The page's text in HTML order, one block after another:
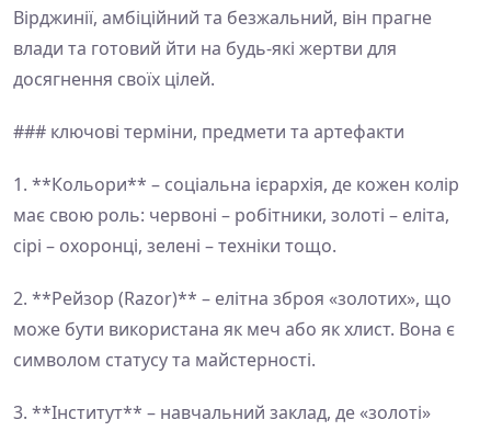
Вірджинії, амбіційний та безжальний, він прагне
влади та готовий йти на будь-які жертви для
досягнення своїх цілей.
### ключові терміни, предмети та артефакти
1. **Кольори** – соціальна ієрархія, де кожен колір
має свою роль: червоні – робітники, золоті – еліта,
сірі – охоронці, зелені – техніки тощо.
2. **Рейзор (Razor)** – елітна зброя «золотих», що
може бути використана як меч або як хлист. Вона є
символом статусу та майстерності.
3. **Інститут** – навчальний заклад, де «золоті»